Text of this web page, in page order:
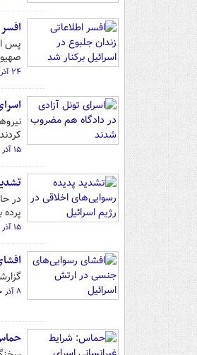
۲۴ آذر ۰۰ - ۱۰:۵۰
۱۵ آذر ۰۰ - ۲۱:۵۳
در
۱۵ آذر ۰۰ - ۱۱:۴۵
۸ آذر ۰۰ - ۲۰:۱۳